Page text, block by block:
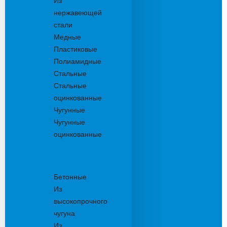
нержавеющей
стали
Медные
Пластиковые
Полиамидные
Стальные
Стальные
оцинкованные
Чугунные
Чугунные
оцинкованные
Бетонные
Из
высокопрочного
чугуна